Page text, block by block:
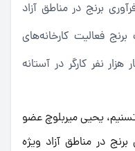
برنج در مناطق آزاد
فعالیت کارخانه‌های
هزار نفر کارگر در آستانه
یحیی میربلوچ عضو
در مناطق آزاد ویژه